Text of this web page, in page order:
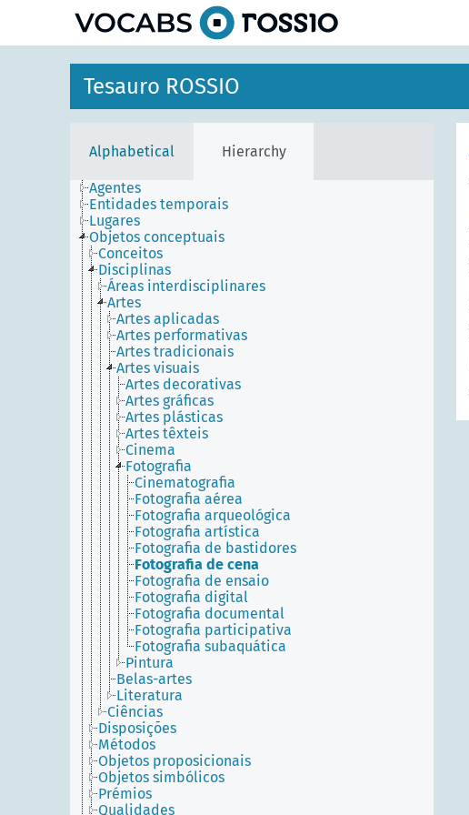
Tesauro ROSSIO
Alphabetical Hierarchy
Agentes
Entidades temporais
Lugares
Objetos conceptuais
Conceitos
Disciplinas
Áreas interdisciplinares
Artes
Artes aplicadas
Artes performativas
Artes tradicionais
Artes visuais
Artes decorativas
Artes gráficas
Artes plásticas
Artes têxteis
Cinema
Fotografia
Cinematografia
Fotografia aérea
Fotografia arqueológica
Fotografia artística
Fotografia de bastidores
Fotografia de cena
Fotografia de ensaio
Fotografia digital
Fotografia documental
Fotografia participativa
Fotografia subaquática
Pintura
Belas-artes
Literatura
Ciências
Disposições
Métodos
Objetos proposicionais
Objetos simbólicos
Prémios
Qualidades